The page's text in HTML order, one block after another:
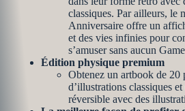
classiques. Par ailleurs, le
Anniversaire offre un
et des vies infinies pour
s’amuser sans aucun
Édition physique premium
Obtenez un artbook de 20
d’illustrations classiques
réversible avec des